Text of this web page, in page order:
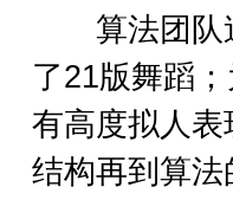
算法团队
了21版舞蹈
有高度拟人
结构再到算